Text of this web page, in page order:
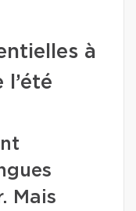
à
l’été
Mais